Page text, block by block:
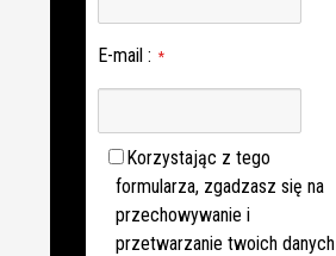
E-mail : *
Korzystając z tego
formularza, zgadzasz się na
przechowywanie i
przetwarzanie twoich danych